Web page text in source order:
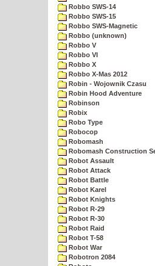
Robbo SWS-14
Robbo SWS-15
Robbo SWS-Magnetic
Robbo (unknown)
Robbo V
Robbo VI
Robbo X
Robbo X-Mas 2012
Robin - Wojownik Czasu
Robin Hood Adventure
Robinson
Robix
Robo Type
Robocop
Robomash
Robomash Construction
Robot Assault
Robot Attack
Robot Battle
Robot Karel
Robot Knights
Robot R-29
Robot R-30
Robot Raid
Robot T-58
Robot War
Robotron 2084